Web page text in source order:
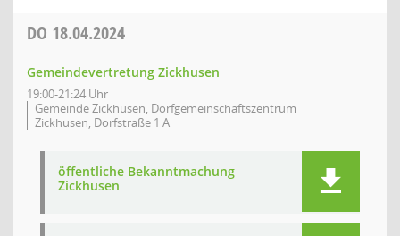
DO 18.04.2024
Gemeindevertretung Zickhusen
19:00-21:24 Uhr
Gemeinde Zickhusen, Dorfgemeinschaftszentrum
Zickhusen, Dorfstraße 1 A
öffentliche Bekanntmachung
Zickhusen